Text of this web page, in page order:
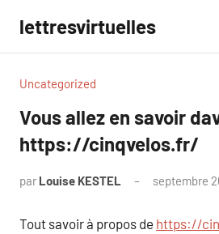
contenu
lettresvirtuelles
Uncategorized
Vous allez en savoir
https://cinqvelos.fr/
par Louise KESTEL septembre
Tout savoir à propos de https://